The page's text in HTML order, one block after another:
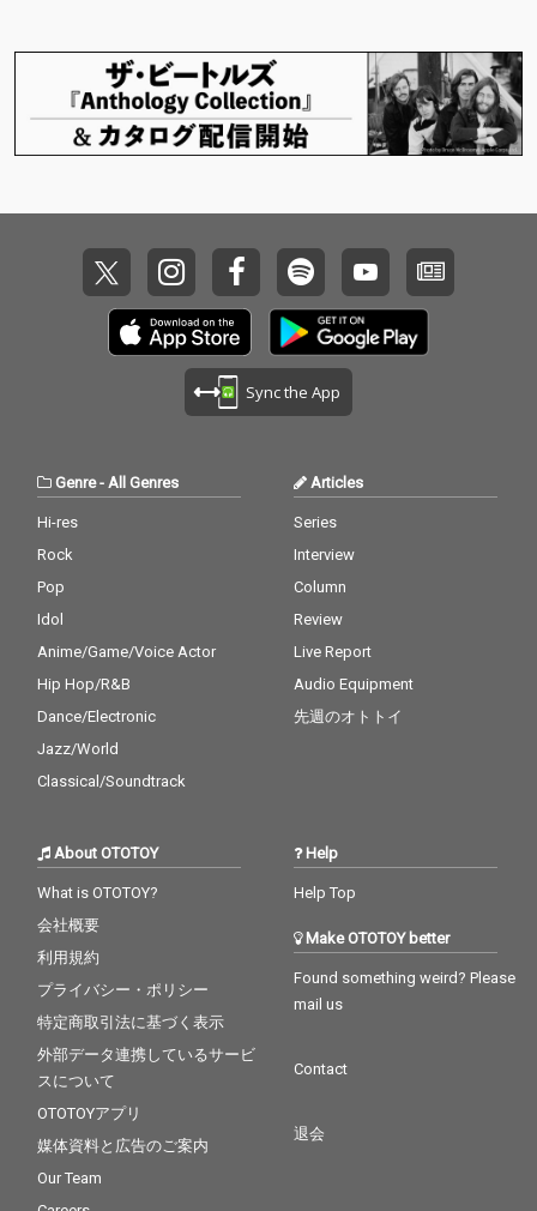
Sync the App
Genre- All Genres
Hi-res
Rock
Pop
Idol
Anime/Game/Voice Actor
Hip Hop/R&B
Dance/Electronic
Jazz/World
Classical/Soundtrack
Articles
Series
Interview
Column
Review
Live Report
Audio Equipment
先週のオトトイ
About OTOTOY
What is OTOTOY?
会社概要
利用規約
プライバシー・ポリシー
特定商取引法に基づく表示
外部データ連携しているサービ
スについて
OTOTOYアプリ
媒体資料と広告のご案内
Our Team
Help
Help Top
Make OTOTOY better
Found something weird? Please
mail us
Contact
退会